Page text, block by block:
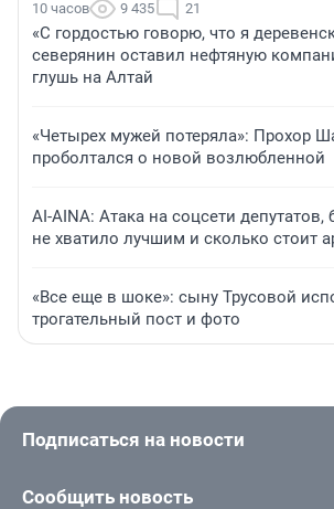
10 часов 9 435 21
«С гордостью говорю, что я
северянин оставил нефтяную
глушь на Алтай
«Четырех мужей потеряла»: Прохор
проболтался о новой возлюбленной
AI-AINA: Атака на соцсети
не хватило лучшим и сколько стоит
«Все еще в шоке»: сыну Трусовой
трогательный пост и фото
Подписаться на новости
Сообщить новость